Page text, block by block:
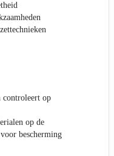
controleert op
op de
bescherming